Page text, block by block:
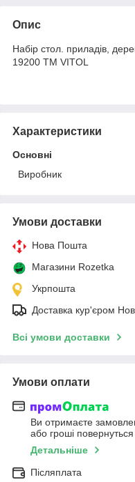
Опис
Набір стол. приладів,
19200 ТМ VITOL
Характеристики
Основні
Виробник
Умови доставки
Нова Пошта
Магазини Rozetka
Укрпошта
Доставка кур'єром
Всі умови доставки
Умови оплати
Ви отримаєте
або гроші
Детальніше
Післяплата